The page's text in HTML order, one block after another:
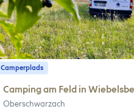
Camperplads
Camping am Feld in
Oberschwarzach